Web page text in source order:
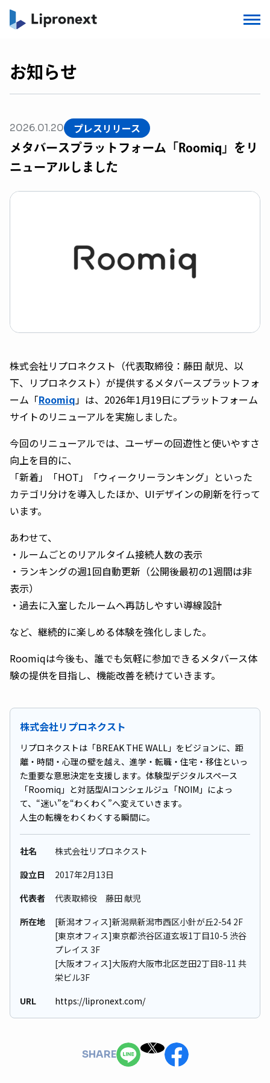
お知らせ
2026.01.20 プレスリリース
メタバースプラットフォーム「Roomiq」をリ
ニューアルしました
株式会社リプロネクスト（代表取締役：藤田 献児、以
下、リプロネクスト）が提供するメタバースプラットフォ
ーム「Roomiq」は、2026年1月19日にプラットフォーム
サイトのリニューアルを実施しました。
今回のリニューアルでは、ユーザーの回遊性と使いやすさ
向上を目的に、
「新着」「HOT」「ウィークリーランキング」といった
カテゴリ分けを導入したほか、UIデザインの刷新を行って
います。
あわせて、
・ルームごとのリアルタイム接続人数の表示
・ランキングの週1回自動更新（公開後最初の1週間は非
表示）
・過去に入室したルームへ再訪しやすい導線設計
など、継続的に楽しめる体験を強化しました。
Roomiqは今後も、誰でも気軽に参加できるメタバース体
験の提供を目指し、機能改善を続けていきます。
株式会社リプロネクスト
リプロネクストは「BREAK THE WALL」をビジョンに、距
離・時間・心理の壁を越え、進学・転職・住宅・移住といっ
た重要な意思決定を支援します。体験型デジタルスペース
「Roomiq」と対話型AIコンシェルジュ「NOIM」によっ
て、“迷い”を“わくわく”へ変えていきます。
人生の転機をわくわくする瞬間に。
社名
株式会社リプロネクスト
設立日
2017年2⽉13⽇
代表者
代表取締役 藤田 献児
所在地
[新潟オフィス]新潟県新潟市西区小針が丘2-54 2F
[東京オフィス]東京都渋谷区道玄坂1丁目10-5 渋谷
プレイス 3F
[大阪オフィス]大阪府大阪市北区芝田2丁目8-11 共
栄ビル3F
URL
https://lipronext.com/
SHARE